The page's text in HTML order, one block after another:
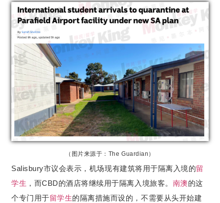
（图片来源于：The Guardian）
Salisbury市议会表示，机场现有建筑将用于隔离入境的留
学生 ，而CBD的酒店将继续用于隔离入境旅客。 南澳的这
个专门用于留学生的隔离措施而设的，不需要从头开始建